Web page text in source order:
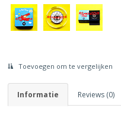
Toevoegen om te vergelijken
Informatie Reviews (0)